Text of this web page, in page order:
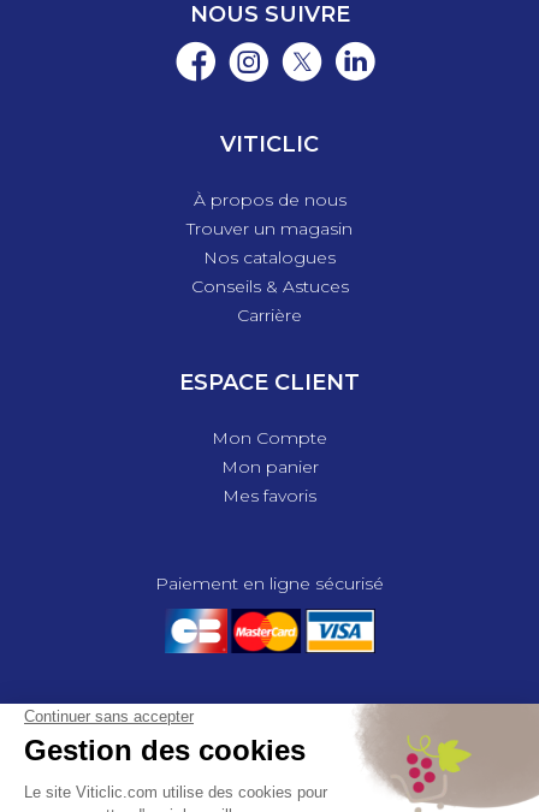
NOUS SUIVRE
VITICLIC
À propos de nous
Trouver un magasin
Nos catalogues
Conseils & Astuces
Carrière
ESPACE CLIENT
Mon Compte
Mon panier
Mes favoris
Paiement en ligne sécurisé
© 2025 - GROUPE COMPAS, TOUS DROITS RÉSERVÉS.
MENTIONS LÉGALES
CGV
POLITIQUE DE CONFIDENTIALITÉ